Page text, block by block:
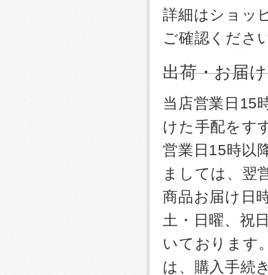
詳細はショッ
ご確認くださ
出荷・お届
当店営業日15
けた手配をす
営業日15時以
ましては、翌
商品お届け日
土・日曜、祝
いております
は、購入手続